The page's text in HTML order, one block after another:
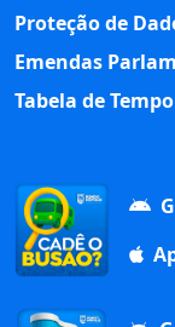
Proteção de
Emendas
Tabela de